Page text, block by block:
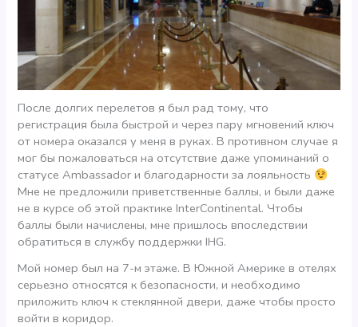
После долгих перелетов я был рад тому, что
регистрация была быстрой и через пару мгновений ключ
от номера оказался у меня в руках. В противном случае я
мог бы пожаловаться на отсутствие даже упоминаний о
статусе Ambassador и благодарности за лояльность
Мне не предложили приветственные баллы, и были даже
не в курсе об этой практике InterContinental. Чтобы
баллы были начислены, мне пришлось впоследствии
обратиться в службу поддержки IHG.
Мой номер был на 7-м этаже. В Южной Америке в отелях
серьезно относятся к безопасности, и необходимо
приложить ключ к стеклянной двери, даже чтобы просто
войти в коридор.